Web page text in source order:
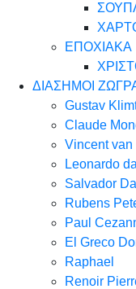
ΕΠΟΧΙΑΚΑ
ΔΙΑΣΗΜΟΙ
Gustav
Claude
Vincent van
Leonardo
Salvador
Rubens
Paul
El Greco
Raphael
Renoir